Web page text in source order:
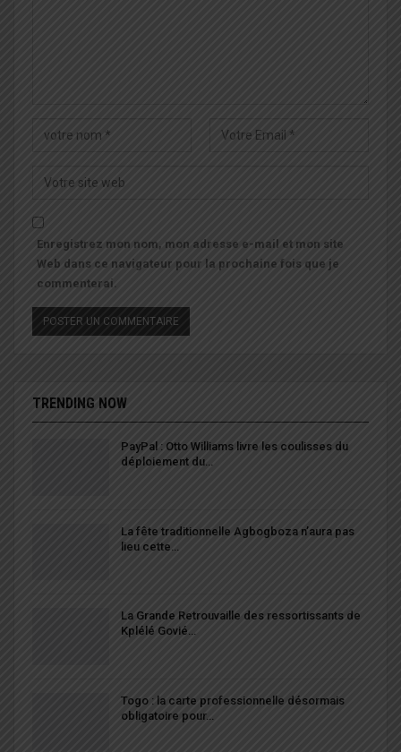
Enregistrez mon nom, mon adresse e-mail et mon site
Web dans ce navigateur pour la prochaine fois que je
commenterai.
TRENDING NOW
PayPal : Otto Williams livre les coulisses du
déploiement du…
La fête traditionnelle Agbogboza n’aura pas
lieu cette…
La Grande Retrouvaille des ressortissants de
Kplélé Govié…
Togo : la carte professionnelle désormais
obligatoire pour…